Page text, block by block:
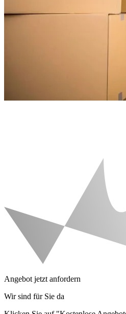
Angebot jetzt anfordern
Wir sind für Sie da